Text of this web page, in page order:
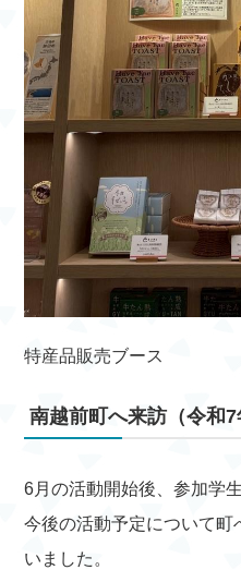
特産品販売ブース
南越前町へ来訪（令和7
6月の活動開始後、参加学
今後の活動予定について
いました。